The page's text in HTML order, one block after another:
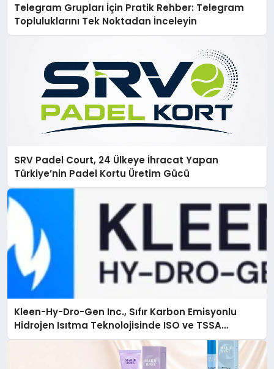
Telegram Grupları İçin Pratik Rehber: Telegram
Topluluklarını Tek Noktadan İnceleyin
SRV Padel Court, 24 Ülkeye İhracat Yapan
Türkiye’nin Padel Kortu Üretim Gücü
Kleen-Hy-Dro-Gen Inc., Sıfır Karbon Emisyonlu
Hidrojen Isıtma Teknolojisinde ISO ve TSSA
Düzenleyici Onaylarını Aldı